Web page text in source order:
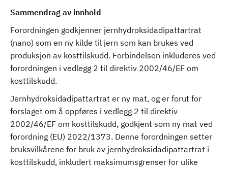
Sammendrag av innhold
Forordningen godkjenner jernhydroksidadipattartrat
(nano) som en ny kilde til jern som kan brukes ved
produksjon av kosttilskudd. Forbindelsen inkluderes ved
forordningen i vedlegg 2 til direktiv 2002/46/EF om
kosttilskudd.
Jernhydroksidadipattartrat er ny mat, og er forut for
forslaget om å oppføres i vedlegg 2 til direktiv
2002/46/EF om kosttilskudd, godkjent som ny mat ved
forordning (EU) 2022/1373. Denne forordningen setter
bruksvilkårene for bruk av jernhydroksidadipattartrat i
kosttilskudd, inkludert maksimumsgrenser for ulike